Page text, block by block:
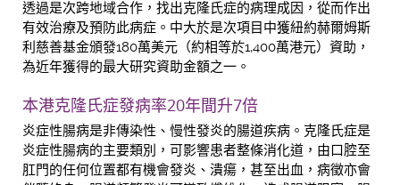
透過是次跨地域合作，找出克隆氏症的病理成因，從而作出
有效治療及預防此病症。中大於是次項目中獲紐約赫爾姆斯
利慈善基金頒發180萬美元（約相等於1,400萬港元）資助，
為近年獲得的最大研究資助金額之一。
本港克隆氏症發病率20年間升7倍
炎症性腸病是非傳染性、慢性發炎的腸道疾病。克隆氏症是
炎症性腸病的主要類別，可影響患者整條消化道，由口腔至
肛門的任何位置都有機會發炎、潰瘍，甚至出血，病徵亦會